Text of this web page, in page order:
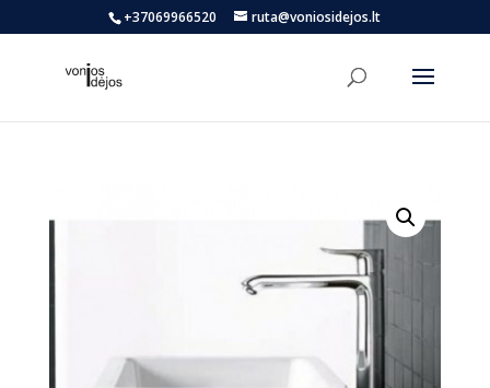
+37069966520 ruta@voniosidejos.lt